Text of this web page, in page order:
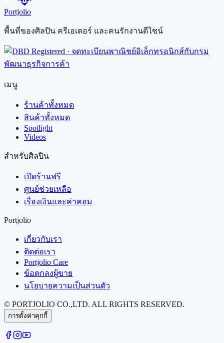
Portjolio
พื้นที่ของศิลปิน ครีเอเตอร์ และคนรักงานดีไซน์
เมนู
ร้านค้าทั้งหมด
สินค้าทั้งหมด
Spotlight
Videos
สำหรับศิลปิน
เปิดร้านฟรี
ศูนย์ช่วยเหลือ
เรื่องเงินและค่าคอม
Portjolio
เกี่ยวกับเรา
ติดต่อเรา
Portjolio Care
ข้อตกลงผู้ขาย
นโยบายความเป็นส่วนตัว
© PORTJOLIO CO.,LTD. ALL RIGHTS RESERVED.
การตั้งค่าคุกกี้